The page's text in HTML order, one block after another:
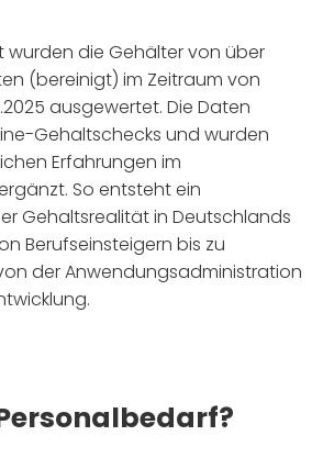
wurden die Gehälter von über
(bereinigt) im Zeitraum von
ausgewertet. Die Daten
Gehaltschecks und wurden
Erfahrungen im
So entsteht ein
Gehaltsrealität in Deutschlands
Berufseinsteigern bis zu
der Anwendungsadministration